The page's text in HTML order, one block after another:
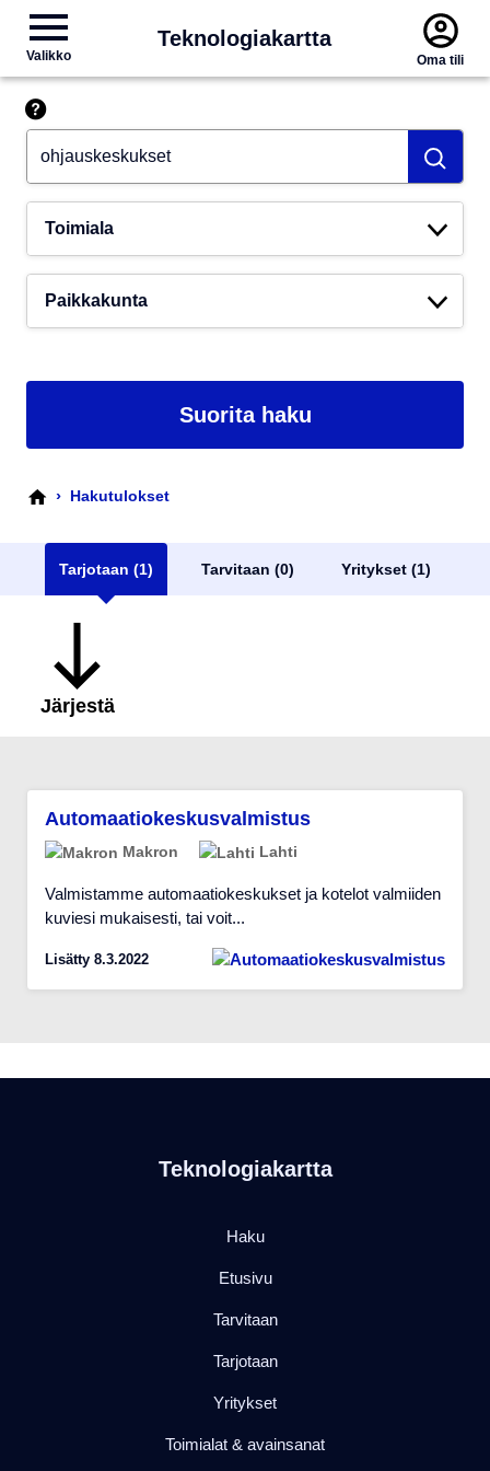
Valikko
Teknologiakartta
Oma tili
Suorita haku
› Hakutulokset
Tarjotaan (1) Tarvitaan (0) Yritykset (1)
Järjestä
Automaatiokeskusvalmistus
Makron Lahti
Valmistamme automaatiokeskukset ja kotelot valmiiden
kuviesi mukaisesti, tai voit...
Lisätty 8.3.2022
Teknologiakartta
Haku
Etusivu
Tarvitaan
Tarjotaan
Yritykset
Toimialat & avainsanat